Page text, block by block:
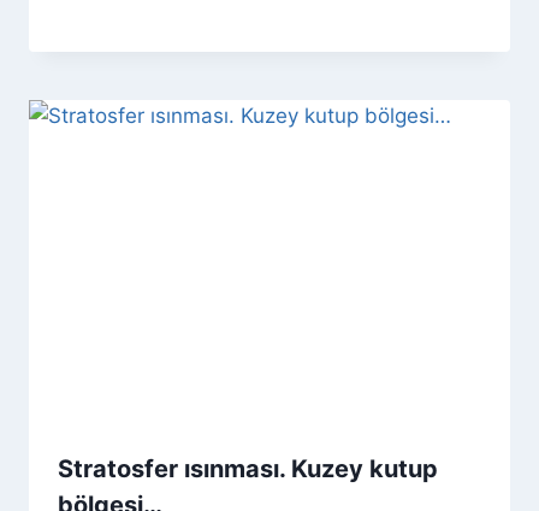
Stratosfer ısınması. Kuzey kutup
bölgesi…